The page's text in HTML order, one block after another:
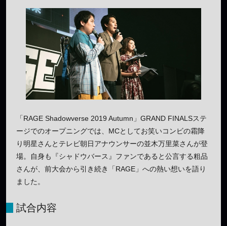
「RAGE Shadowverse 2019 Autumn」GRAND FINALSステ
ージでのオープニングでは、MCとしてお笑いコンビの霜降
り明星さんとテレビ朝日アナウンサーの並木万里菜さんが登
場。自身も『シャドウバース』ファンであると公言する粗品
さんが、前大会から引き続き「RAGE」への熱い想いを語り
ました。
試合内容